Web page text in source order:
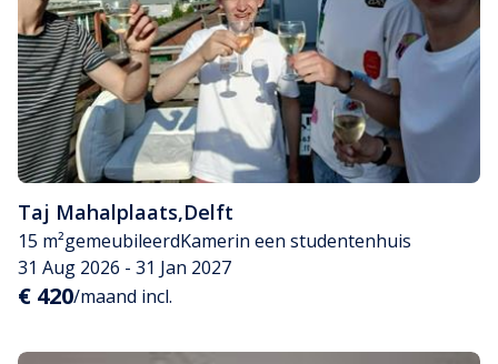
Taj Mahalplaats,Delft
15 m²gemeubileerdKamerin een studentenhuis
31 Aug 2026 - 31 Jan 2027
€ 420/maand incl.